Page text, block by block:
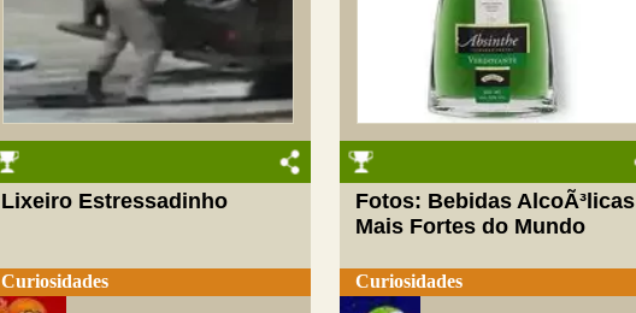
Lixeiro Estressadinho
Curiosidades
Fotos: Bebidas AlcoÃ³licas
Mais Fortes do Mundo
Curiosidades